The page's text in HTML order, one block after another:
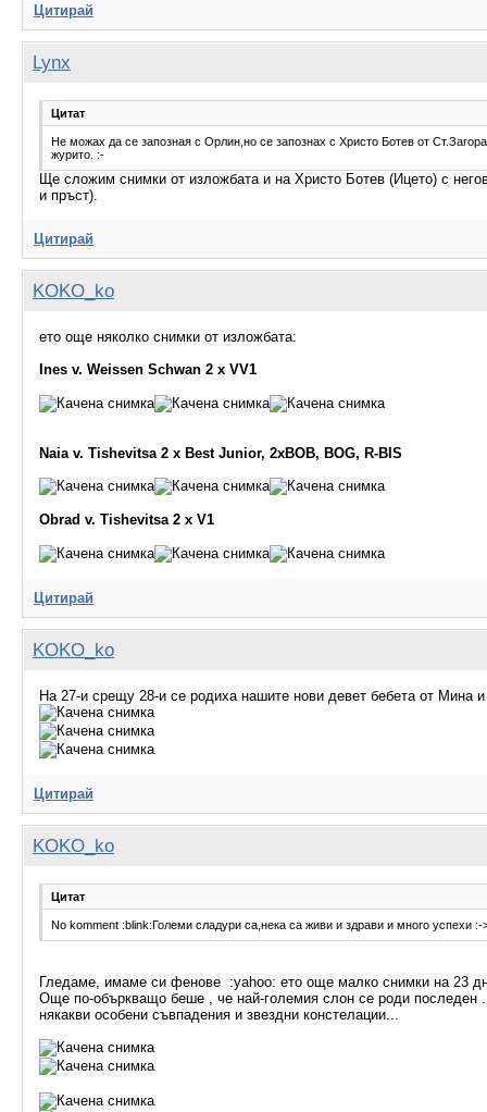
Цитирай
Lynx
Цитат
Не можах да се запозная с Орлин,но се запознах с Христо Ботев от
журито. :-
Ще сложим снимки от изложбата и на Христо Ботев (Ицето) с
и пръст).
Цитирай
KOKO_ko
ето още няколко снимки от изложбата:
Ines v. Weissen Schwan 2 x VV1
Naia v. Tishevitsa 2 x Best Junior, 2xBOB, BOG, R-BIS
Obrad v. Tishevitsa 2 x V1
Цитирай
KOKO_ko
На 27-и срещу 28-и се родиха нашите нови девет бебета от
Цитирай
KOKO_ko
Цитат
No komment :blink:Големи сладури са,нека са живи и здрави и много успехи :-
Гледаме, имаме си фенове :yahoo: ето още малко снимки на 23
Още по-объркващо беше , че най-големия слон се роди последен
някакви особени съвпадения и звездни констелации...